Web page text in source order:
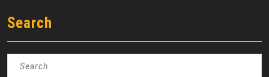
Search
Search